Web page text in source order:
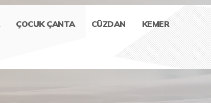
ÇOCUK ÇANTA CÜZDAN KEMER